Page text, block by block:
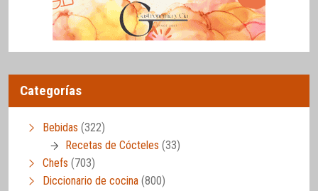
Categorías
Bebidas (322)
Recetas de Cócteles (33)
Chefs (703)
Diccionario de cocina (800)